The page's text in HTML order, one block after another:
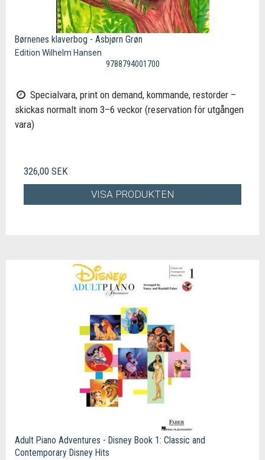
Børnenes klaverbog - Asbjørn Grøn
Edition Wilhelm Hansen
9788794001700
Specialvara, print on demand, kommande, restorder –
skickas normalt inom 3–6 veckor (reservation för utgången
vara)
326,00 SEK
VISA PRODUKTEN
Adult Piano Adventures - Disney Book 1: Classic and
Contemporary Disney Hits